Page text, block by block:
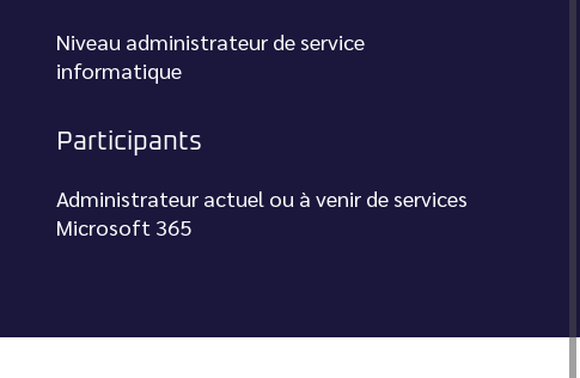
Niveau administrateur de service
informatique
Participants
Administrateur actuel ou à venir de services
Microsoft 365